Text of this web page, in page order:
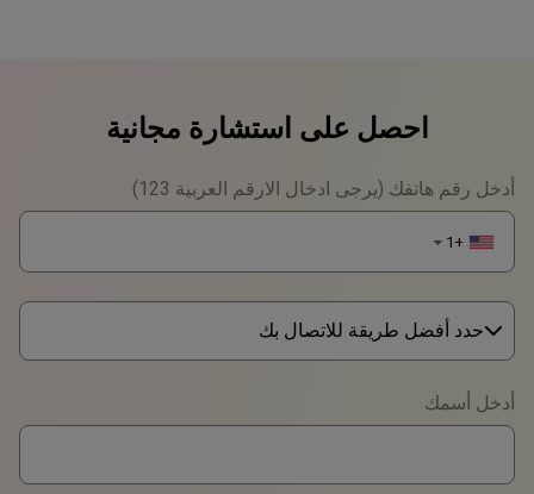
احصل على استشارة مجانية
أدخل رقم هاتفك (يرجى ادخال الارقم العربية 123)
+1
▼
حدد أفضل طريقة للاتصال بك
Phone
WhatsApp
Viber
أدخل أسمك